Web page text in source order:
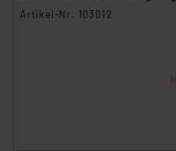
Artikel-Nr. 103012